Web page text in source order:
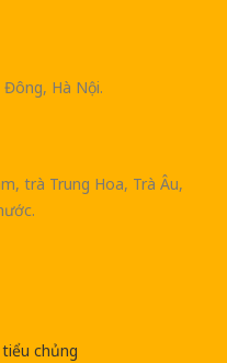
Đông, Hà Nội.
trà Trung Hoa, Trà Âu,
chủng